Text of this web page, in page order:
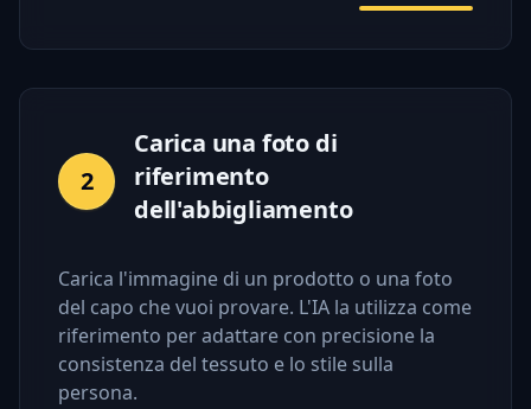
2
Carica una foto di
riferimento
dell'abbigliamento
Carica l'immagine di un prodotto o una foto
del capo che vuoi provare. L'IA la utilizza come
riferimento per adattare con precisione la
consistenza del tessuto e lo stile sulla
persona.